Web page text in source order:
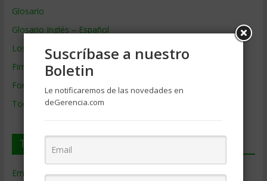
Glosario
Glosario Inglés – Español
Los mejores MBA
Firmas de Gerencia
Formación de Gerencia
Todos los Temas
Temas de Gerencia
Empresas de Gerencia(38)
Suscríbase a nuestro
Boletin
Le notificaremos de las novedades en
deGerencia.com